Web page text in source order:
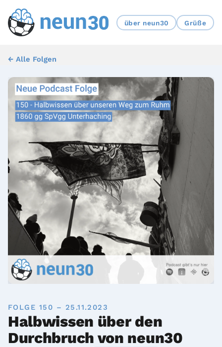
über neun30 Grüße
← Alle Folgen
FOLGE 150 – 25.11.2023
Halbwissen über den
Durchbruch von neun30